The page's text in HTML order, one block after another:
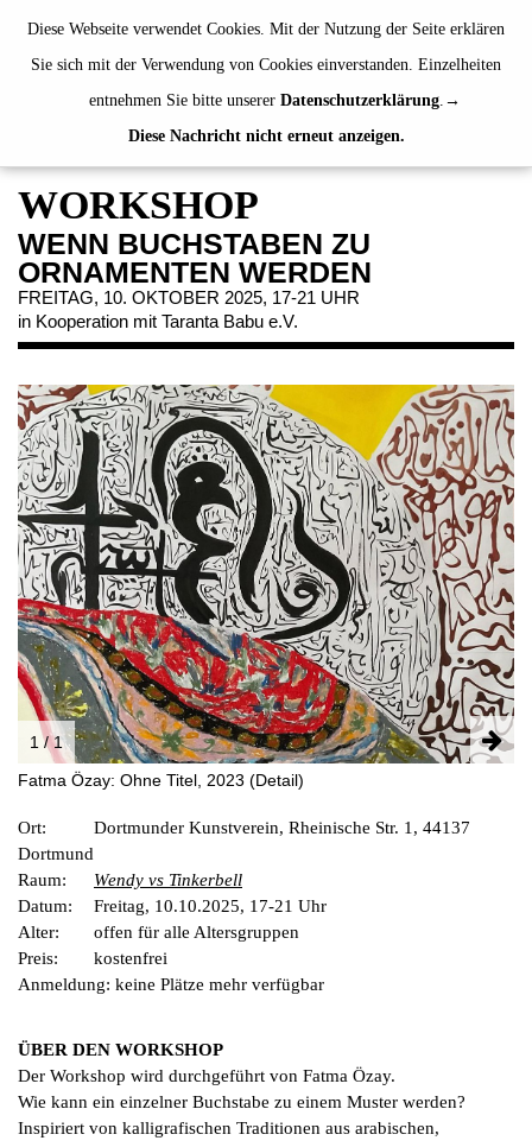
Diese Webseite verwendet Cookies. Mit der Nutzung der Seite erklären
Sie sich mit der Verwendung von Cookies einverstanden. Einzelheiten
entnehmen Sie bitte unserer Datenschutzerklärung.
Diese Nachricht nicht erneut anzeigen.
de | en
AUSSTELLUNGEN
VERANSTALTUNGEN
JAHRESGABEN
PUBLIKATIONEN
ÜBER UNS
BESUCH
MITGLIEDSCHAFT
NEWSLETTER
INSTAGRAM
PARTNER
IMPRESSUM
DATENSCHUTZ
WORKSHOP
WENN BUCHSTABEN ZU
ORNAMENTEN WERDEN
FREITAG, 10. OKTOBER 2025, 17-21 UHR
in Kooperation mit Taranta Babu e.V.
1 / 1
Fatma Özay: Ohne Titel, 2023 (Detail)
Ort:
Dortmunder Kunstverein, Rheinische Str. 1, 44137
Dortmund
Raum:
Wendy vs Tinkerbell
Datum:
Freitag, 10.10.2025, 17-21 Uhr
Alter:
offen für alle Altersgruppen
Preis:
kostenfrei
Anmeldung: keine Plätze mehr verfügbar
ÜBER DEN WORKSHOP
Der Workshop wird durchgeführt von Fatma Özay.
Wie kann ein einzelner Buchstabe zu einem Muster werden?
Inspiriert von kalligrafischen Traditionen aus arabischen,